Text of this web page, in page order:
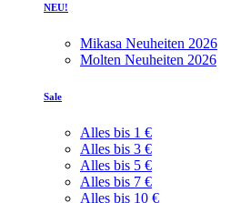
NEU!
Mikasa Neuheiten 2026
Molten Neuheiten 2026
Sale
Alles bis 1 €
Alles bis 3 €
Alles bis 5 €
Alles bis 7 €
Alles bis 10 €